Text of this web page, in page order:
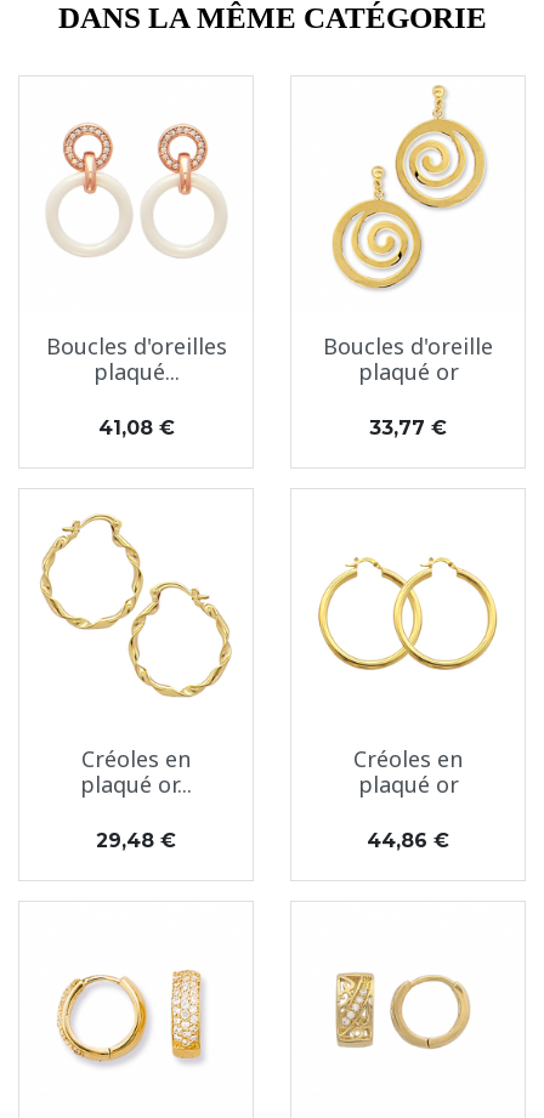
DANS LA MÊME CATÉGORIE
Boucles d'oreilles
plaqué...
Prix
41,08 €
Boucles d'oreille
plaqué or
Prix
33,77 €
Créoles en
plaqué or...
Prix
29,48 €
Créoles en
plaqué or
Prix
44,86 €